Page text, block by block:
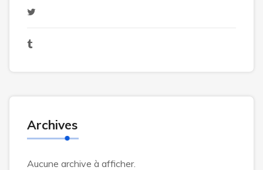
Archives
Aucune archive à afficher.